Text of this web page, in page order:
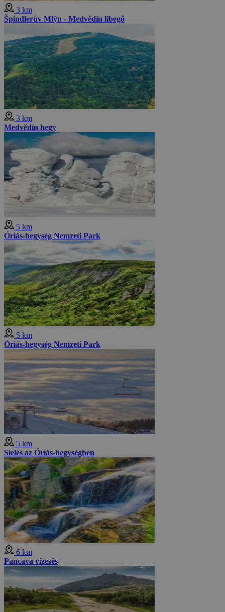
3 km
Špindlerův Mlýn - Medvědín libegő
3 km
Medvědín hegy
5 km
Óriás-hegység Nemzeti Park
5 km
Óriás-hegység Nemzeti Park
5 km
Síelés az Óriás-hegységben
6 km
Pancava vízesés